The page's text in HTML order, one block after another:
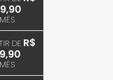
MÊS
DE R$
MÊS